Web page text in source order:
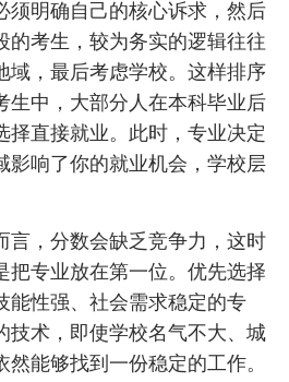
须明确自己的核心诉求，然后
的考生，较为务实的逻辑往往
域，最后考虑学校。这样排序
生中，大部分人在本科毕业后
择直接就业。此时，专业决定
影响了你的就业机会，学校层
言，分数会缺乏竞争力，这时
把专业放在第一位。优先选择
能性强、社会需求稳定的专
技术，即使学校名气不大、城
能够找到一份稳定的工作。